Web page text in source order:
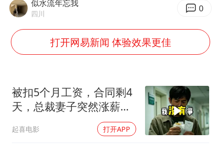
秋天的第一杯奶茶到底有多火
百花奖开幕式
国防部：坚决反制任何闹海挑衅图谋
美股存储板块集体大跌
胡彦斌获《歌手2026》歌王
“今天得有40℃了吧 为啥还不预警”
夯实基础开新局
似水流年忘我
四川 0
打开网易新闻 体验效果更佳
被扣5个月工资，合同剩4
天，总裁妻子突然涨薪续
签，我递辞呈她慌了
起喜电影 打开APP